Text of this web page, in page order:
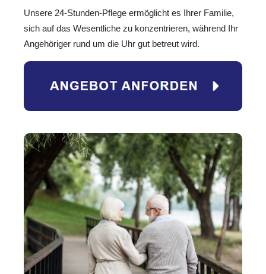
Unsere 24-Stunden-Pflege ermöglicht es Ihrer Familie,
sich auf das Wesentliche zu konzentrieren, während Ihr
Angehöriger rund um die Uhr gut betreut wird.